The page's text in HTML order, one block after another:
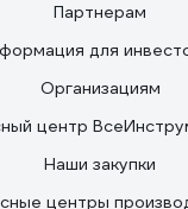
Партнерам
для
Организациям
центр
Наши закупки
центры